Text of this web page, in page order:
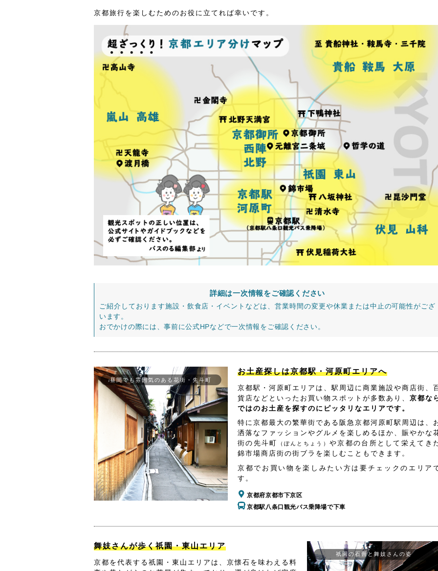
京都旅行を楽しむためのお役に立てれば幸いです。
詳細は一次情報をご確認ください
ご紹介しております施設・飲食店・イベントなどは、営業時間の変更や休業または中止の可能性がござ
います。
おでかけの際には、事前に公式HPなどで一次情報をご確認ください。
昼間でも雰囲気のある花街・先斗町
お土産探しは京都駅・河原町エリアへ
京都駅・河原町エリアは、駅周辺に商業施設や商店街、
貨店などといったお買い物スポットが多数あり、 京都な
ではのお土産を探すのにピッタリなエリアです。
特に京都最大の繁華街である阪急京都河原町駅周辺は、
洒落なファッションやグルメを楽しめるほか、賑やかな
街の先斗町
（ぽんとちょう）や京都の台所として栄えてき
錦市場商店街の街ブラを楽しむこともできます。
京都でお買い物を楽しみたい方は要チェックのエリア
す。
京都府京都市下京区
京都駅八条口観光バス乗降場で下車
舞妓さんが歩く祇園・東山エリア
京都を代表する祇園・東山エリアは、京懐石を味わえる料
祇園の石畳と舞妓さんの姿